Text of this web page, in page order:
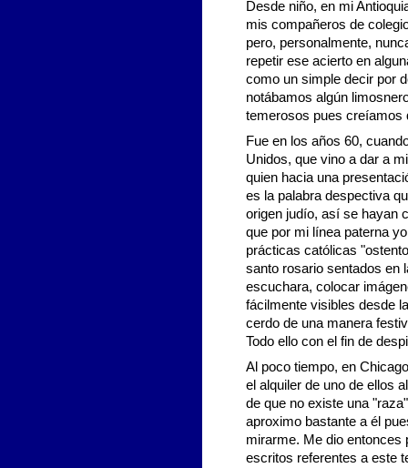
Desde niño, en mi
mis compañeros de
pero, personalmente,
repetir ese acierto en
como un simple decir por
notábamos algún
temerosos pues creíamos
Fue en los años 60,
Unidos, que vino a dar a
quien hacia una
es la palabra despectiva
origen judío, así se hayan
que por mi línea paterna
prácticas católicas
santo rosario sentados en
escuchara, colocar
fácilmente visibles desde
cerdo de una manera
Todo ello con el fin de
Al poco tiempo, en
el alquiler de uno de ellos
de que no existe una
aproximo bastante a él
mirarme. Me dio entonces
escritos referentes a este